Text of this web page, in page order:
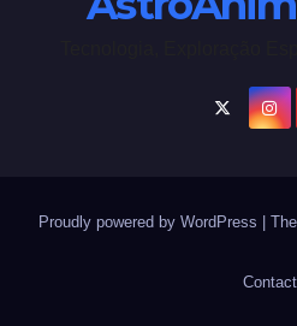
Proudly powered by WordPress
Contact